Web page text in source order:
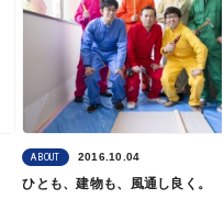
ABOUT 2016.10.04
ひとも、建物も、風通し良く。